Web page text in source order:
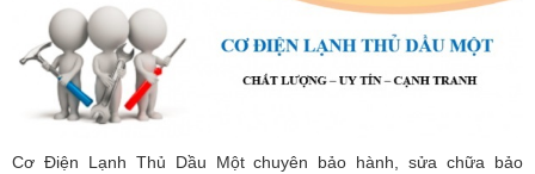
Cơ Điện Lạnh Thủ Dầu Một chuyên bảo hành, sửa chữa bảo